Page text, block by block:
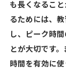
も長くなるこ
るためには、
し、ピーク時
とが大切です
時間を有効に